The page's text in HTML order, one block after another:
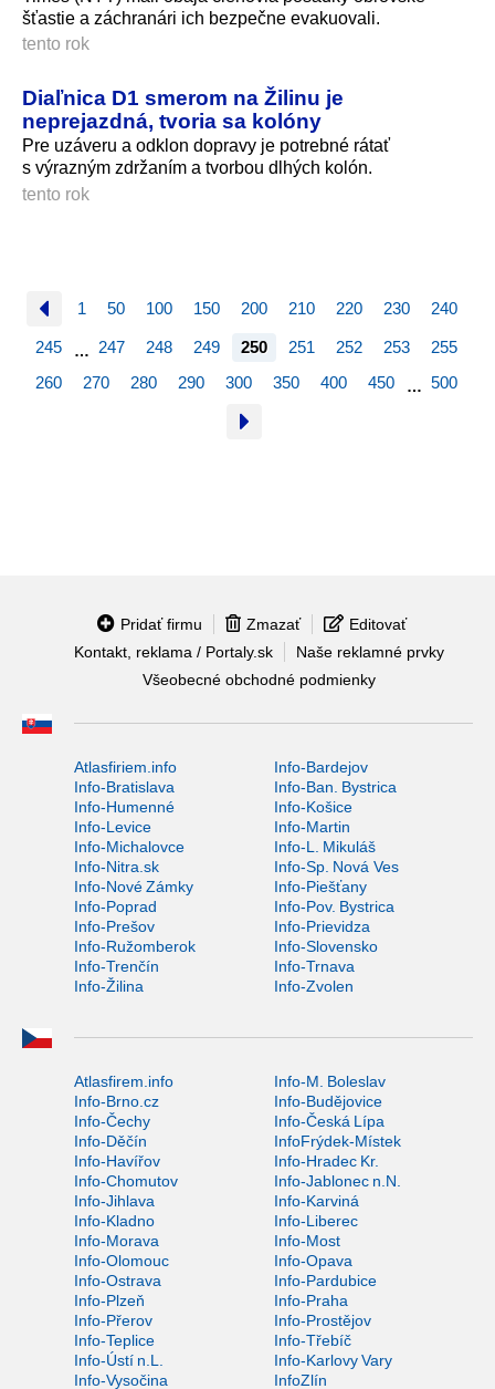
šťastie a záchranári ich bezpečne evakuovali.
tento rok
Diaľnica D1 smerom na Žilinu je
neprejazdná, tvoria sa kolóny
Pre uzáveru a odklon dopravy je potrebné rátať
s výrazným zdržaním a tvorbou dlhých kolón.
tento rok
1 50 100 150 200 210 220 230 240
245 … 247 248 249 250 251 252 253
255
260
270 280 290 300 350 400 450 … 500
Pridať firmu Zmazať
Editovať
Kontakt, reklama / Portaly.sk
Naše reklamné prvky
Všeobecné obchodné podmienky
Atlasfiriem.info
Info-Bardejov
Info-Bratislava
Info-Ban. Bystrica
Info-Humenné
Info-Košice
Info-Levice
Info-Martin
Info-Michalovce
Info-L. Mikuláš
Info-Nitra.sk
Info-Sp. Nová Ves
Info-Nové Zámky
Info-Piešťany
Info-Poprad
Info-Pov. Bystrica
Info-Prešov
Info-Prievidza
Info-Ružomberok
Info-Slovensko
Info-Trenčín
Info-Trnava
Info-Žilina
Info-Zvolen
Atlasfirem.info
Info-M. Boleslav
Info-Brno.cz
Info-Budějovice
Info-Čechy
Info-Česká Lípa
Info-Děčín
InfoFrýdek-Místek
Info-Havířov
Info-Hradec Kr.
Info-Chomutov
Info-Jablonec n.N.
Info-Jihlava
Info-Karviná
Info-Kladno
Info-Liberec
Info-Morava
Info-Most
Info-Olomouc
Info-Opava
Info-Ostrava
Info-Pardubice
Info-Plzeň
Info-Praha
Info-Přerov
Info-Prostějov
Info-Teplice
Info-Třebíč
Info-Ústí n.L.
Info-Karlovy Vary
Info-Vysočina
InfoZlín